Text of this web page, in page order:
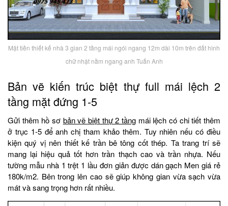
Mặt tiền thiết kế nhà 3 gian 2 tầng mái ngói ngang 12m dài 10m trên đất hình
chữ nhật nằm ngang anh Tuấn Anh
Bản vẽ kiến trúc biệt thự full mái lệch 2
tầng mặt đứng 1-5
Gửi thêm hồ sơ bản vẽ biệt thự 2 tầng mái lệch có chi tiết thêm
ở trục 1-5 để anh chị tham khảo thêm. Tuy nhiên nếu có điều
kiện quý vị nên thiết kế trần bê tông cốt thép. Ta trang trí sẽ
mang lại hiệu quả tốt hơn trần thạch cao và trần nhựa. Nếu
tường mẫu nhà 1 trệt 1 lầu đơn giản được dán gạch Men giá rẻ
180k/m2. Bên trong lên cao sẽ giúp không gian vừa sạch vừa
mát và sang trọng hơn rất nhiều.